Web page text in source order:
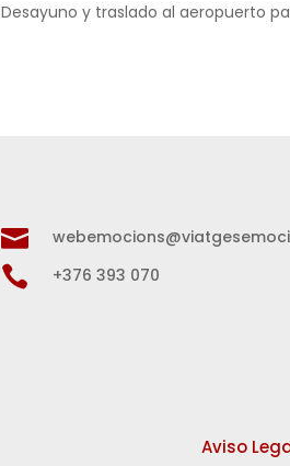
Desayuno y traslado al aeropuerto

 +376 393 070
Aviso